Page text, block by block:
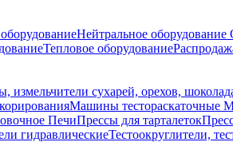
Нейтральное оборудование
Тепловое оборудование
измельчители сухарей, орехов,
Машины тестораскаточные
ПечиПрессы для тарталеток
гидравлическиеТестоокруглители,